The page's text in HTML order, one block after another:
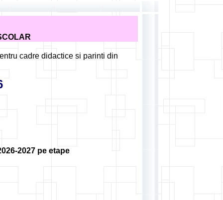
cadre didactice si parinti din
2027 pe etape